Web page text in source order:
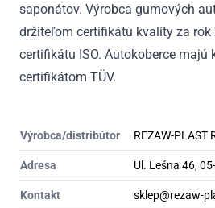
saponátov. Výrobca gumových
držiteľom certifikátu kvality za rok
certifikátu ISO. Autokoberce majú
certifikátom TÜV.
Výrobca/distribútor REZAW-PLAST
Adresa Ul. Leśna 46,
Kontakt sklep@rezaw-